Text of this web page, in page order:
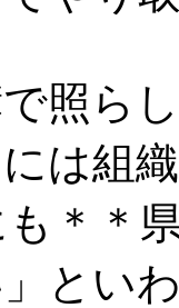
照ら
には組
＊＊
」とい